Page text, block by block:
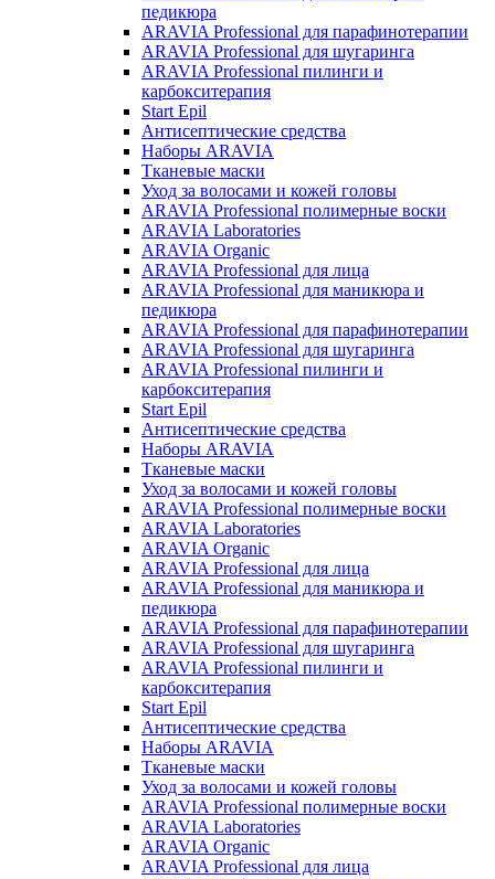
педикюра
ARAVIA Professional для парафинотерапии
ARAVIA Professional для шугаринга
ARAVIA Professional пилинги и
карбокситерапия
Start Epil
Антисептические средства
Наборы ARAVIA
Тканевые маски
Уход за волосами и кожей головы
ARAVIA Professional полимерные воски
ARAVIA Laboratories
ARAVIA Organic
ARAVIA Professional для лица
ARAVIA Professional для маникюра и
педикюра
ARAVIA Professional для парафинотерапии
ARAVIA Professional для шугаринга
ARAVIA Professional пилинги и
карбокситерапия
Start Epil
Антисептические средства
Наборы ARAVIA
Тканевые маски
Уход за волосами и кожей головы
ARAVIA Professional полимерные воски
ARAVIA Laboratories
ARAVIA Organic
ARAVIA Professional для лица
ARAVIA Professional для маникюра и
педикюра
ARAVIA Professional для парафинотерапии
ARAVIA Professional для шугаринга
ARAVIA Professional пилинги и
карбокситерапия
Start Epil
Антисептические средства
Наборы ARAVIA
Тканевые маски
Уход за волосами и кожей головы
ARAVIA Professional полимерные воски
ARAVIA Laboratories
ARAVIA Organic
ARAVIA Professional для лица